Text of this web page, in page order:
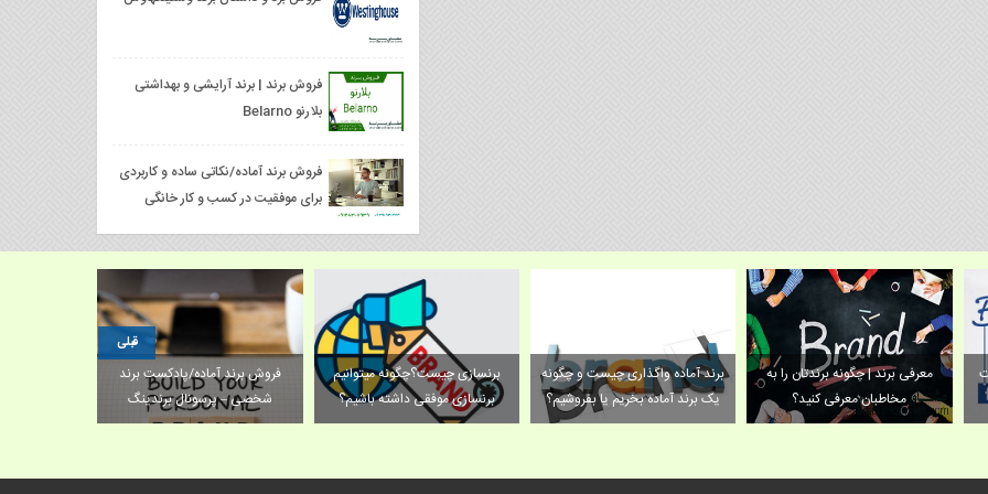
فروش برند | برند آرایشی و بهداشتی
بلارنو Belarno
فروش برند آماده/نکاتی ساده و کاربردی
برای موفقیت در کسب و کار خانگی
فروش برند آماده/پادکست برند
شخصی – پرسونال برندینگ
برنسازی چیست؟چگونه میتوانیم
برنسازی موفقی داشته باشیم؟
برند آماده واگذاری چیست و چگونه
یک برند آماده بخریم یا بفروشیم؟
معرفی برند | چگونه برندتان را به
مخاطبان معرفی کنید؟
قبلی